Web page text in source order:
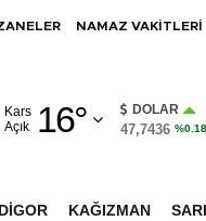
NAMAZ VAKİTLERİ
Kars
Açık
16°
Adıyaman DOLAR
47,7436 %0.18
DİGOR KAĞIZMAN